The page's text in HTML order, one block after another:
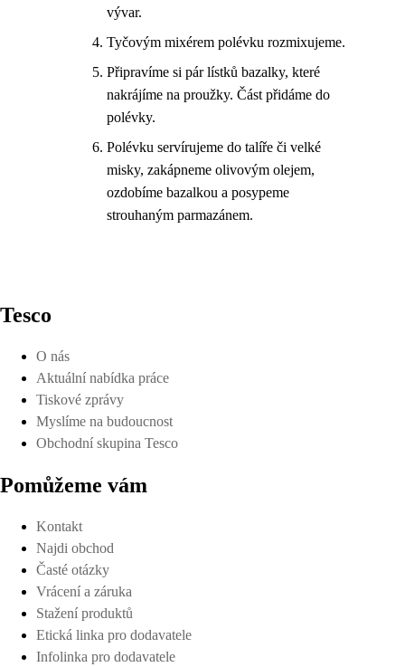
vývar.
Tyčovým mixérem polévku rozmixujeme.
Připravíme si pár lístků bazalky, které
nakrájíme na proužky. Část přidáme do
polévky.
Polévku servírujeme do talíře či velké
misky, zakápneme olivovým olejem,
ozdobíme bazalkou a posypeme
strouhaným parmazánem.
Tesco
O nás
Aktuální nabídka práce
Tiskové zprávy
Myslíme na budoucnost
Obchodní skupina Tesco
Pomůžeme vám
Kontakt
Najdi obchod
Časté otázky
Vrácení a záruka
Stažení produktů
Etická linka pro dodavatele
Infolinka pro dodavatele